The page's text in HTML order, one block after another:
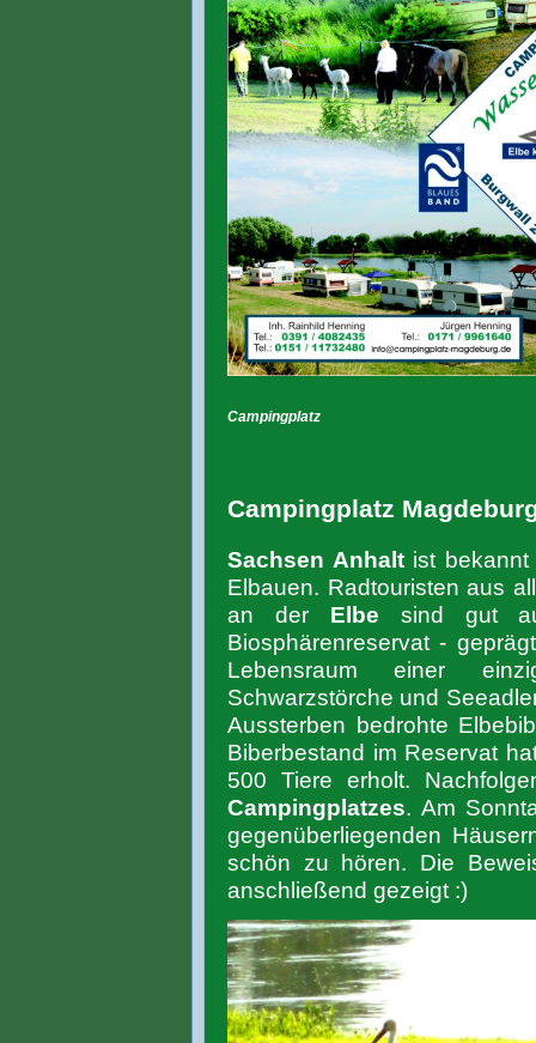
Campingplatz
Campingplatz
Sachsen Anhaltist bekannt
Elbauen. Radtouristen aus
an der Elbe sind gut
Biosphärenreservat -
Lebensraum einer
Schwarzstörche und
Aussterben bedrohte
Biberbestand im Reservat
500 Tiere erholt.
Campingplatzes. Am
gegenüberliegenden
schön zu hören. Die
anschließend gezeigt :)